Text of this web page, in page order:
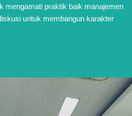
mengamati praktik baik manajemen
untuk membangun karakter